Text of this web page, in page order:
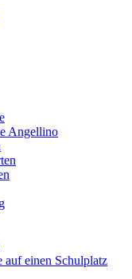
Angellino
auf einen Schulplatz